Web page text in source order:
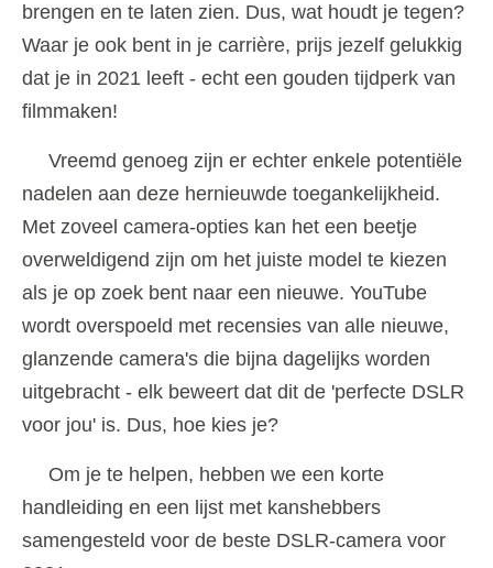
brengen en te laten zien. Dus, wat houdt je tegen?
Waar je ook bent in je carrière, prijs jezelf gelukkig
dat je in 2021 leeft - echt een gouden tijdperk van
filmmaken!
Vreemd genoeg zijn er echter enkele potentiële
nadelen aan deze hernieuwde toegankelijkheid.
Met zoveel camera-opties kan het een beetje
overweldigend zijn om het juiste model te kiezen
als je op zoek bent naar een nieuwe. YouTube
wordt overspoeld met recensies van alle nieuwe,
glanzende camera's die bijna dagelijks worden
uitgebracht - elk beweert dat dit de 'perfecte DSLR
voor jou' is. Dus, hoe kies je?
Om je te helpen, hebben we een korte
handleiding en een lijst met kanshebbers
samengesteld voor de beste DSLR-camera voor